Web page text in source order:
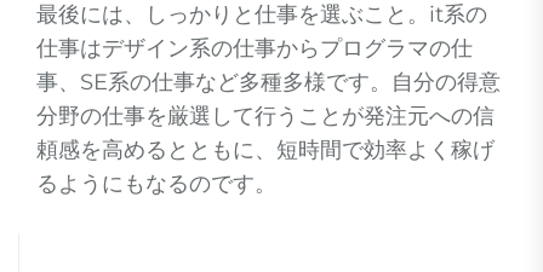
最後には、しっかりと仕事を選ぶこと。it系の
仕事はデザイン系の仕事からプログラマの仕
事、SE系の仕事など多種多様です。自分の得意
分野の仕事を厳選して行うことが発注元への信
頼感を高めるとともに、短時間で効率よく稼げ
るようにもなるのです。